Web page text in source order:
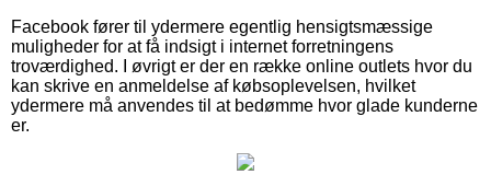
Facebook fører til ydermere egentlig hensigtsmæssige
muligheder for at få indsigt i internet forretningens
troværdighed. I øvrigt er der en række online outlets hvor du
kan skrive en anmeldelse af købsoplevelsen, hvilket
ydermere må anvendes til at bedømme hvor glade kunderne
er.